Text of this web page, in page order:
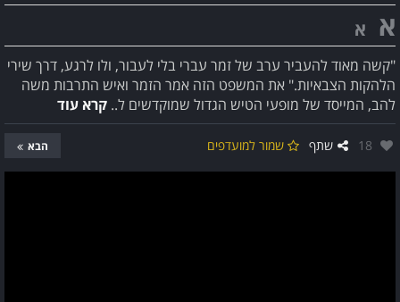
א א
"קשה מאוד להעביר ערב של זמר עברי בלי לעבור, ולו לרגע, דרך שירי
הלהקות הצבאיות." את המשפט הזה אמר הזמר ואיש התרבות משה
להב, המייסד של מופעי הטיש הגדול שמוקדשים ל.. קרא עוד
אהבו:
18 שתף שמור למועדפים הבא